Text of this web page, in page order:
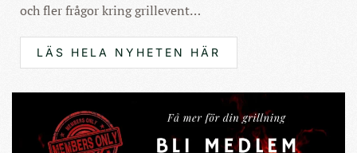
och fler frågor kring grillevent…
LÄS HELA NYHETEN HÄR